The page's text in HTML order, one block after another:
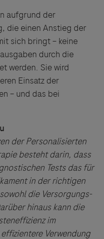
aufgrund der
die einen Anstieg der
sich bringt – keine
durch die
werden. Sie wird
Einsatz der
– und das bei
der Personalisierten
besteht darin, dass
Tests das für
in der richtigen
die Versorgungs-
hinaus kann die
im
Verwendung